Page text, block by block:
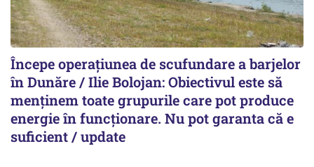
Începe operațiunea de scufundare a barjelor
în Dunăre / Ilie Bolojan: Obiectivul este să
menținem toate grupurile care pot produce
energie în funcționare. Nu pot garanta că e
suficient / update